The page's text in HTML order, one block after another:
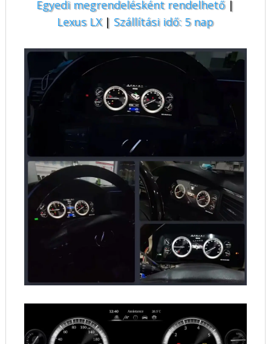
Egyedi megrendelésként rendelhető|
Lexus LX| Szállítási idő: 5 nap